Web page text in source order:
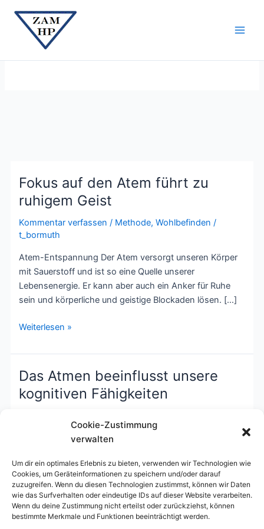
Cookie-Zustimmung
verwalten
Um dir ein optimales Erlebnis zu bieten, verwenden wir Technologien wie
Cookies, um Geräteinformationen zu speichern und/oder darauf
zuzugreifen. Wenn du diesen Technologien zustimmst, können wir Daten
wie das Surfverhalten oder eindeutige IDs auf dieser Website verarbeiten.
Wenn du deine Zustimmung nicht erteilst oder zurückziehst, können
bestimmte Merkmale und Funktionen beeinträchtigt werden.
Inhalt
springen
Atmen
Fokus auf den Atem führt zu
ruhigem Geist
Kommentar verfassen / Methode,Wohlbefinden /
t_bormuth
Atem-Entspannung Der Atem versorgt unseren Körper
mit Sauerstoff und ist so eine Quelle unserer
Lebensenergie. Er kann aber auch ein Anker für Ruhe
sein und körperliche und geistige Blockaden lösen. […]
Fokus
auf
den
Atem
führt
zu
ruhigem
Geist
Weiterlesen »
Das Atmen beeinflusst unsere
kognitiven Fähigkeiten
sich die neuronale Aktivität in der Großhirnrinde mit dem
Rhythmus der Nasenatmung. Das könnte die Ursache
für die außergewöhnlichen Erfahrungen von
Meditierenden sein, die sich bewusst
Das
Atmen
beeinflusst